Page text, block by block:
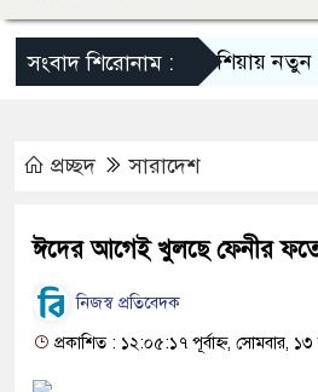
সংবাদ শিরোনাম :রাশিয়ায় নতুন ৫০
প্রচ্ছদ সারাদেশ
ঈদের আগেই খুলছে ফেনীর
নিজস্ব প্রতিবেদক
প্রকাশিত : ১২:০৫:১৭ পূর্বাহ্ন, সোমবার,